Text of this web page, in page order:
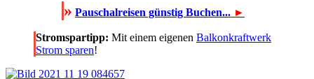
» Pauschalreisen günstig Buchen... ►
Stromspartipp: Mit einem eigenen Balkonkraftwerk
Strom sparen!